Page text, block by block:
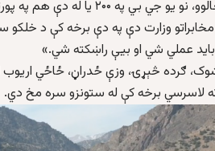
هم په پورته بیه مونږ ته انټرنیټ راکول کیږي.
وزارت دې په دې برخه کې د
عملي شي او بیې راښکته شي.»
ګرده څېړۍ، وزې ځدراڼ، ځاځي
لاسرسي برخه کې له ستونزو سره مخ دي.